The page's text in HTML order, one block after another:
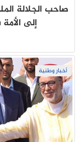
صاحب الجلالة
إلى
أخبار وطنية